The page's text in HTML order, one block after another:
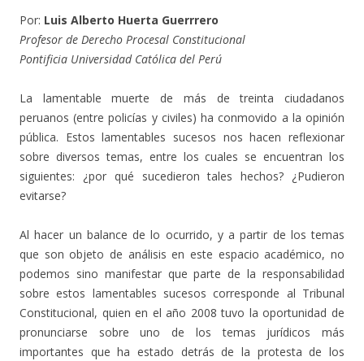
Por: Luis Alberto Huerta Guerrrero
Profesor de Derecho Procesal Constitucional
Pontificia Universidad Católica del Perú
La lamentable muerte de más de treinta ciudadanos
peruanos (entre policías y civiles) ha conmovido a la opinión
pública. Estos lamentables sucesos nos hacen reflexionar
sobre diversos temas, entre los cuales se encuentran los
siguientes: ¿por qué sucedieron tales hechos? ¿Pudieron
evitarse?
Al hacer un balance de lo ocurrido, y a partir de los temas
que son objeto de análisis en este espacio académico, no
podemos sino manifestar que parte de la responsabilidad
sobre estos lamentables sucesos corresponde al Tribunal
Constitucional, quien en el año 2008 tuvo la oportunidad de
pronunciarse sobre uno de los temas jurídicos más
importantes que ha estado detrás de la protesta de los